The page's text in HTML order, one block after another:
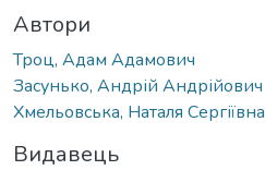
Автори
Троц, Адам Адамович
Засунько, Андрій Андрійович
Хмельовська, Наталя Сергіївна
Видавець